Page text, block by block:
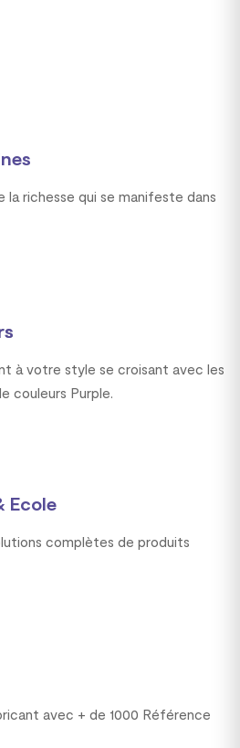
la richesse qui se manifeste dans
à votre style se croisant avec les
couleurs Purple.
Ecole
complètes de produits
avec + de 1000 Référence